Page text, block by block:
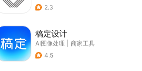
2.3
稿定设计
AI图像处理
商家工具
4.5